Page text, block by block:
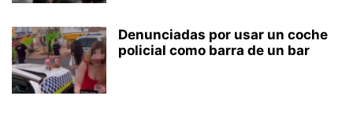
Denunciadas por usar un coche
policial como barra de un bar